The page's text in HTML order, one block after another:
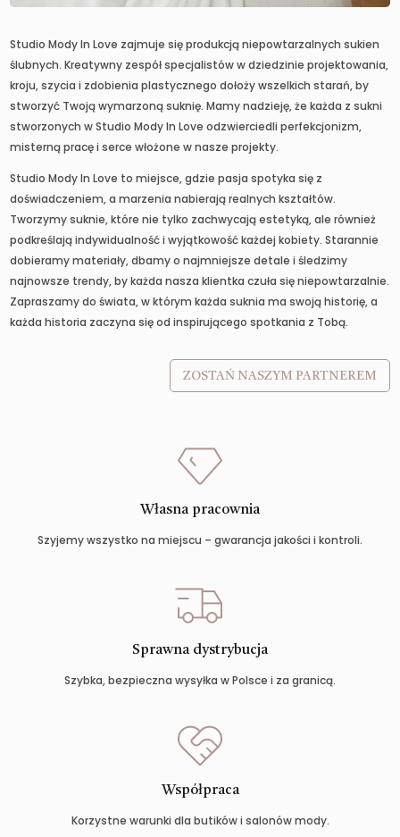
Studio Mody In Love zajmuje się produkcją niepowtarzalnych sukien
ślubnych. Kreatywny zespół specjalistów w dziedzinie projektowania,
kroju, szycia i zdobienia plastycznego dołoży wszelkich starań, by
stworzyć Twoją wymarzoną suknię. Mamy nadzieję, że każda z sukni
stworzonych w Studio Mody In Love odzwierciedli perfekcjonizm,
misterną pracę i serce włożone w nasze projekty.
Studio Mody In Love to miejsce, gdzie pasja spotyka się z
doświadczeniem, a marzenia nabierają realnych kształtów.
Tworzymy suknie, które nie tylko zachwycają estetyką, ale również
podkreślają indywidualność i wyjątkowość każdej kobiety. Starannie
dobieramy materiały, dbamy o najmniejsze detale i śledzimy
najnowsze trendy, by każda nasza klientka czuła się niepowtarzalnie.
Zapraszamy do świata, w którym każda suknia ma swoją historię, a
każda historia zaczyna się od inspirującego spotkania z Tobą.
ZOSTAŃ NASZYM PARTNEREM
Własna pracownia
Szyjemy wszystko na miejscu – gwarancja jakości i kontroli.
Sprawna dystrybucja
Szybka, bezpieczna wysyłka w Polsce i za granicą.
Współpraca
Korzystne warunki dla butików i salonów mody.